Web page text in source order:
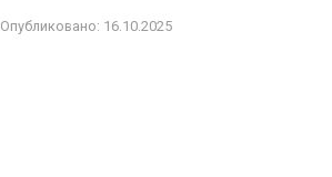
Опубликовано: 16.10.2025